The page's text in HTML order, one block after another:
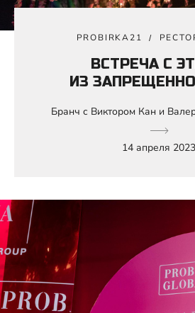
PROBIRKA21
ВСТРЕЧА С
ИЗ
Бранч с Виктором Кан и
14 апреля 2023